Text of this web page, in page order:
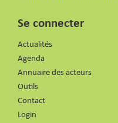
Se connecter
Actualités
Agenda
Annuaire des acteurs
Outils
Contact
Login